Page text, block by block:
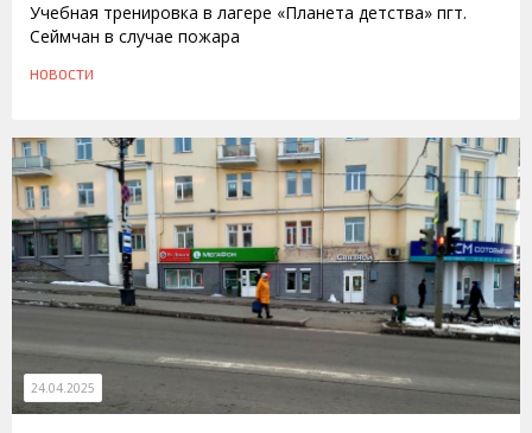
Учебная тренировка в лагере «Планета детства» пгт.
Сеймчан в случае пожара
НОВОСТИ
24.04.2025